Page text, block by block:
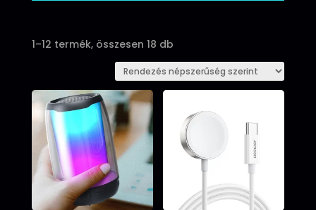
1–12 termék, összesen 18 dbSorted
by
popularity